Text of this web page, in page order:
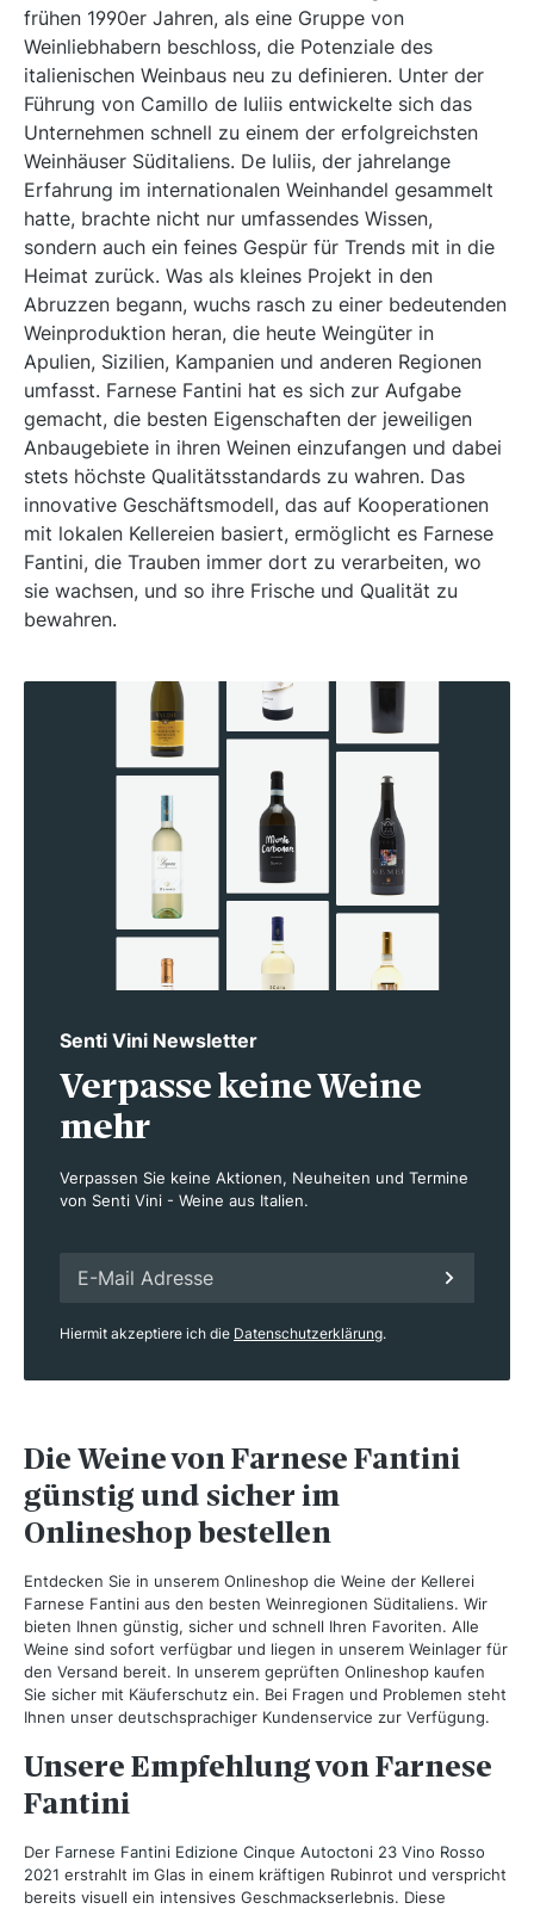
frühen 1990er Jahren, als eine Gruppe von
Weinliebhabern beschloss, die Potenziale des
italienischen Weinbaus neu zu definieren. Unter der
Führung von Camillo de Iuliis entwickelte sich das
Unternehmen schnell zu einem der erfolgreichsten
Weinhäuser Süditaliens. De Iuliis, der jahrelange
Erfahrung im internationalen Weinhandel gesammelt
hatte, brachte nicht nur umfassendes Wissen,
sondern auch ein feines Gespür für Trends mit in die
Heimat zurück. Was als kleines Projekt in den
Abruzzen begann, wuchs rasch zu einer bedeutenden
Weinproduktion heran, die heute Weingüter in
Apulien, Sizilien, Kampanien und anderen Regionen
umfasst. Farnese Fantini hat es sich zur Aufgabe
gemacht, die besten Eigenschaften der jeweiligen
Anbaugebiete in ihren Weinen einzufangen und dabei
stets höchste Qualitätsstandards zu wahren. Das
innovative Geschäftsmodell, das auf Kooperationen
mit lokalen Kellereien basiert, ermöglicht es Farnese
Fantini, die Trauben immer dort zu verarbeiten, wo
sie wachsen, und so ihre Frische und Qualität zu
bewahren.
Senti Vini Newsletter
Verpasse keine Weine
mehr
Verpassen Sie keine Aktionen, Neuheiten und Termine
von Senti Vini - Weine aus Italien.
Hiermit akzeptiere ich die Datenschutzerklärung.
Die Weine von Farnese Fantini
günstig und sicher im
Onlineshop bestellen
Entdecken Sie in unserem Onlineshop die Weine der Kellerei
Farnese Fantini aus den besten Weinregionen Süditaliens. Wir
bieten Ihnen günstig, sicher und schnell Ihren Favoriten. Alle
Weine sind sofort verfügbar und liegen in unserem Weinlager für
den Versand bereit. In unserem geprüften Onlineshop kaufen
Sie sicher mit Käuferschutz ein. Bei Fragen und Problemen steht
Ihnen unser deutschsprachiger Kundenservice zur Verfügung.
Unsere Empfehlung von Farnese
Fantini
Der Farnese Fantini Edizione Cinque Autoctoni 23 Vino Rosso
2021 erstrahlt im Glas in einem kräftigen Rubinrot und verspricht
bereits visuell ein intensives Geschmackserlebnis. Diese